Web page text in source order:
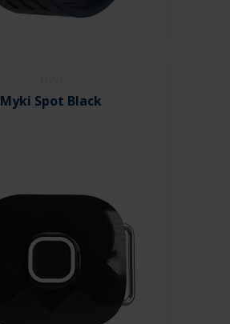
Myki Spot Black